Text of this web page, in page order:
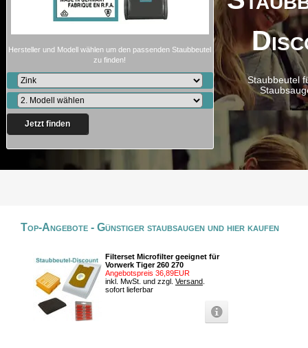
Staubbeutel
Hersteller und Modell wählen um den passenden Staubbeutel
zu finden!
Jetzt finden
Top-Angebote - Günstiger staubsaugen und hier kaufen
Filterset Microfilter geeignet für
Vorwerk Tiger 260 270
Angebotspreis 36,89EUR
inkl. MwSt. und zzgl. Versand
sofort lieferbar